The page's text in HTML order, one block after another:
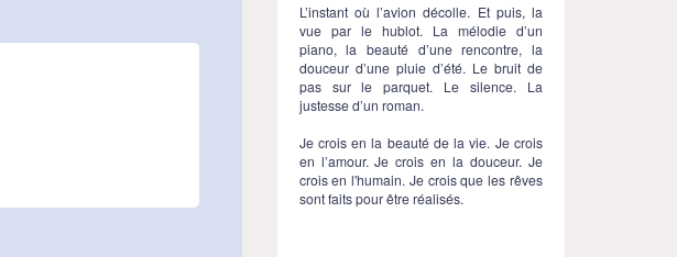
L’instant où l’avion décolle. Et puis, la
vue par le hublot. La mélodie d’un
piano, la beauté d’une rencontre, la
douceur d’une pluie d’été. Le bruit de
pas sur le parquet. Le silence. La
justesse d’un roman.
Je crois en la beauté de la vie. Je crois
en l’amour. Je crois en la douceur. Je
crois en l'humain. Je crois que les rêves
sont faits pour être réalisés.